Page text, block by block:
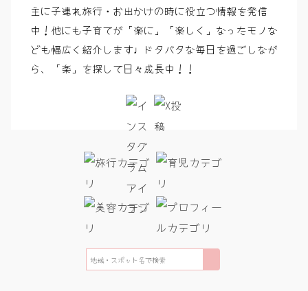
主に子連れ旅行・お出かけの時に役立つ情報を発信
中！他にも子育てが「楽に」「楽しく」なったモノな
ども幅広く紹介します♩ドタバタな毎日を過ごしなが
ら、「楽」を探して日々成長中！！